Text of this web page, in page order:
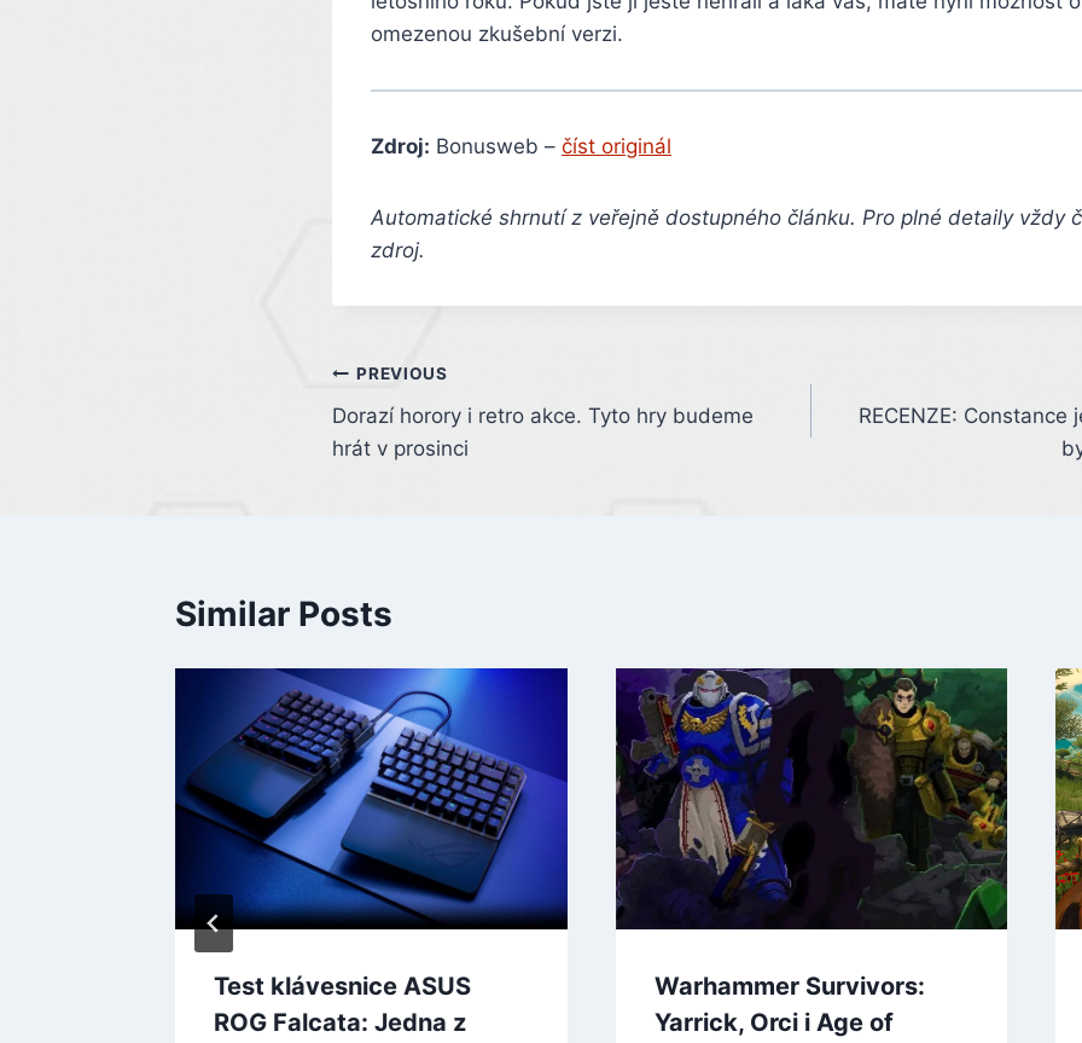
omezenou zkušební verzi.
Zdroj: Bonusweb – číst originál
Automatické shrnutí z veřejně dostupného článku. Pro plné detaily vždy
zdroj.
Post
navigation
PREVIOUS
Dorazí horory i retro akce. Tyto hry budeme
hrát v prosinci
RECENZE:
Similar Posts
Test klávesnice ASUS
ROG Falcata: Jedna z
Warhammer Survivors:
Yarrick, Orci i Age of